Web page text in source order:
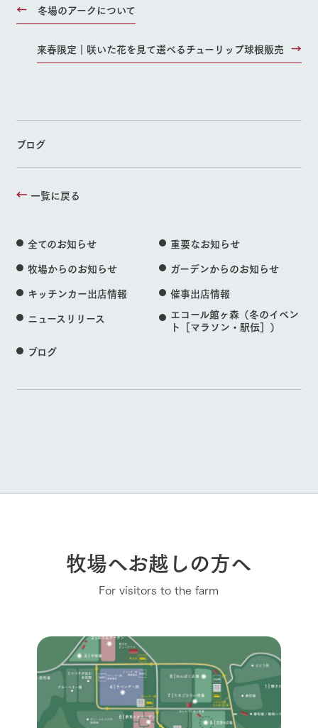
冬場のアークについて
来春限定｜咲いた花を見て選べるチューリップ球根販売
ブログ
一覧に戻る
全てのお知らせ
重要なお知らせ
牧場からのお知らせ
ガーデンからのお知らせ
キッチンカー出店情報
催事出店情報
ニュースリリース
エコール館ヶ森（冬のイベン
ト［マラソン・駅伝］）
ブログ
牧場へお越しの方へ
For visitors to the farm